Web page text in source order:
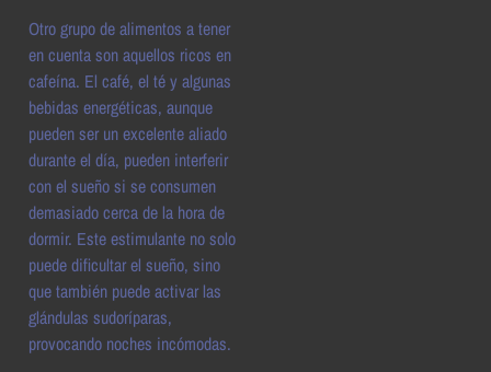
Otro grupo de alimentos a tener
en cuenta son aquellos ricos en
cafeína. El café, el té y algunas
bebidas energéticas, aunque
pueden ser un excelente aliado
durante el día, pueden interferir
con el sueño si se consumen
demasiado cerca de la hora de
dormir. Este estimulante no solo
puede dificultar el sueño, sino
que también puede activar las
glándulas sudoríparas,
provocando noches incómodas.